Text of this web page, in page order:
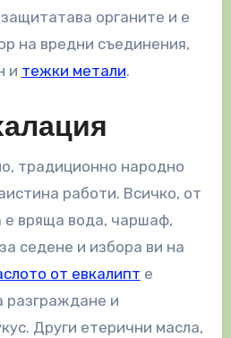
органите и е
на вредни съединения,
и тежки метали.
традиционно народно
работи. Всичко, от
вряща вода, чаршаф,
седене и избора ви на
от евкалипт е
разграждане и
Други етерични масла,